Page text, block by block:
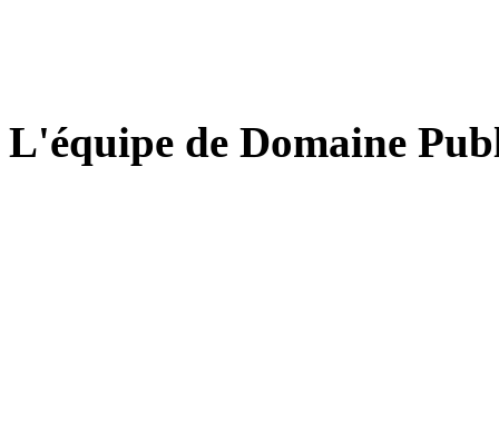
L'équipe de Domaine